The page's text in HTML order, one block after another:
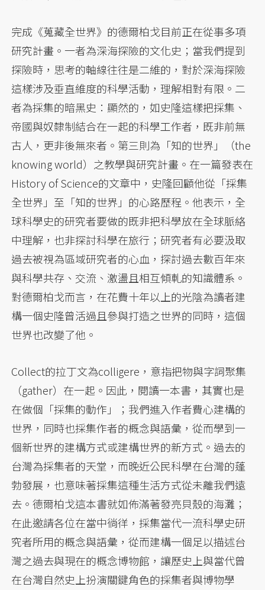
完成《蒐藏全世界》的德爾柏戈目前正在從事多項
研究計畫。一者為深海探險的文化史；當我們提到
探險時，思考的軸線往往是二維的，對於深海探險
這樣涉及垂直維度的科學活動，理解相對有限。二
者為採集的暗黑史：顯然的，如史隆這樣把採集、
帝國與奴隸制結合在一起的科學工作者，既非前無
古人，更非後無來者。第三則為「知的世界」（the
knowing world）之教學與研究計畫。在一篇發表在
History of Science的文章中，史隆回顧他從「採集
全世界」至「知的世界」的心路歷程。他表示，全
球科學史的研究者要做的既非把科學放在全球脈絡
中理解，也非探討科學在旅行；研究者有必要汲取
過去被視為區域研究者的心血，探討過去數百年來
與科學共存、交流、激盪且相互傾軋的知識體系。
對德爾柏戈而言，在花費十年以上的光陰為讀者建
構一個史隆曾活過且參與打造之世界的同時，這個
世界也改變了他。
Collect的拉丁文為colligere，意指把物與字詞聚集
（gather）在一起。因此，閱讀一本書，其實也是
在做個「採集的動作」；我們進入作者費心建構的
世界，同時也採集作者的概念與語彙，從而學到一
個新世界的建構方式或建構世界的新方式。過去的
台灣為採集者的天堂，而晚近公民科學在台灣的蓬
勃發展，也意味著採集這種生活方式從未離我們遠
去。德爾柏戈這本書就如佈滿著發亮貝殼的海灘；
在此邀請各位在當中徜徉，採集當代一流科學史研
究者所用的概念與語彙，從而建構一個足以描述台
灣之過去與現在的概念博物館，讓歷史上與當代曾
在台灣自然史上扮演關鍵角色的採集者與博物學